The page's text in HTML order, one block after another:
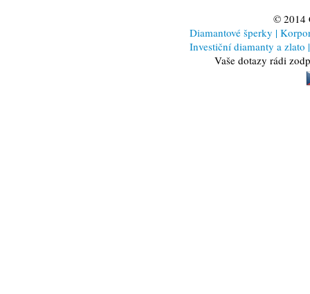
© 2014
Diamantové šperky |
Investiční diamanty a zlato |
Vaše dotazy rádi